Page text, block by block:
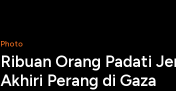
Photo
Ribuan Orang Padati
Akhiri Perang di Gaza